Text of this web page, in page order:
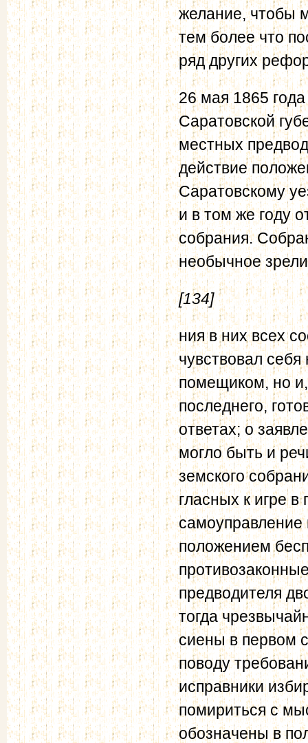
желание, чтобы
тем более что
ряд других
26 мая 1865
Саратовской
местных
действие
Саратовскому
и в том же году
собрания.
необычное
[134]
ния в них всех
чувствовал
помещиком, но
последнего,
ответах; о
могло быть и
земского
гласных к игре
самоуправление
положением
предводителя
тогда
сиены в первом
поводу
исправники
помириться с
обозначены в